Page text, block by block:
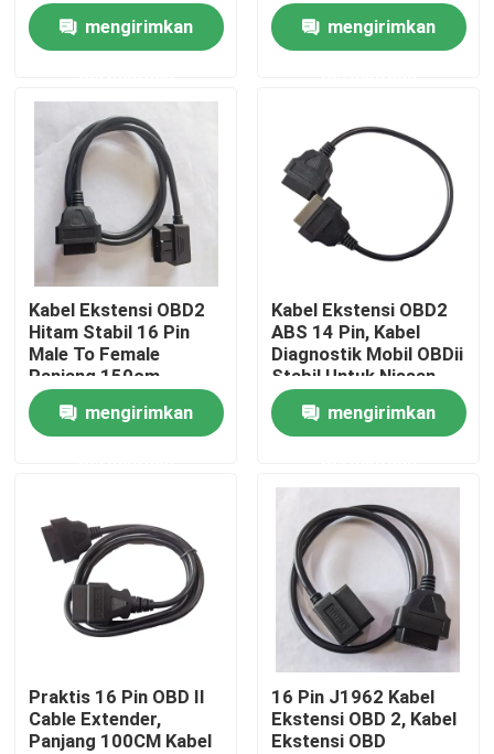
Produk
Tentang kami
Tur Pabrik
Kontrol kualitas
Permintaan Penawaran
Kabel OBD2 Y
Kabel Ekstensi OBD2
Wanita
mengirimkan
mengirimkan
Kabel Ekstensi OBD2
Hitam Stabil 16 Pin
Male To Female
Panjang 150cm
mengirimkan
Kabel Ekstensi OBD2
ABS 14 Pin, Kabel
Diagnostik Mobil OBDii
Stabil Untuk Nissan
mengirimkan
Praktis 16 Pin OBD II
Cable Extender,
Panjang 100CM Kabel
16 Pin J1962 Kabel
Ekstensi OBD 2, Kabel
Ekstensi OBD